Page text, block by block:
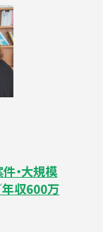
・大規模
年収600万